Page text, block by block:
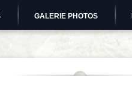
GALERIE PHOTOS